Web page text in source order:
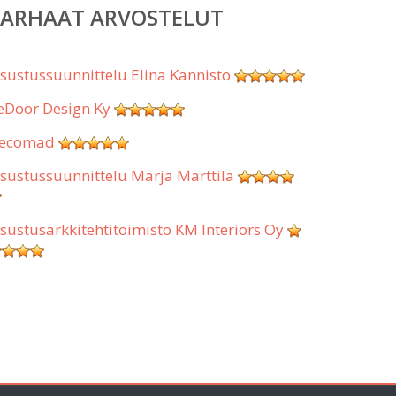
ARVOSTELUT
Elina Kannisto
Design Ky
Marja Marttila
KM Interiors Oy